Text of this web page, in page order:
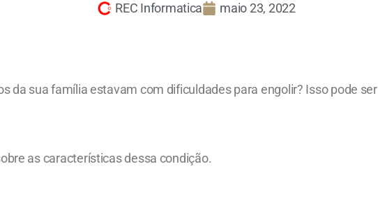
REC Informatica maio 23, 2022
da sua família estavam com dificuldades para engolir? Isso pode ser
as características dessa condição.